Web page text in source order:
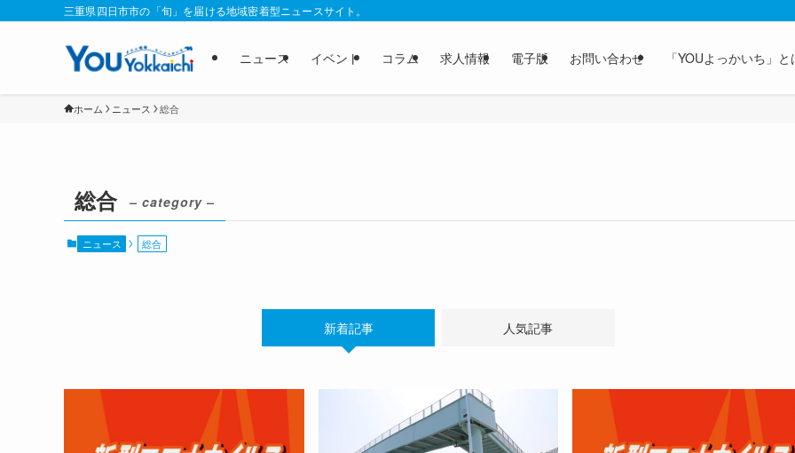
三重県四日市市の「旬」を届ける地域密着型ニュースサイト。
ニュース イベント コラム 求人情報 電子版 お問い合わせ 「YOUよっかいち」と
ホーム ニュース 総合
総合 – category –
ニュース 総合
新着記事 人気記事